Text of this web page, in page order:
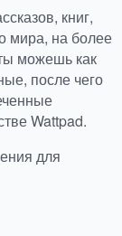
книг,
мира, на более
можешь как
после чего
Wattpad.
для